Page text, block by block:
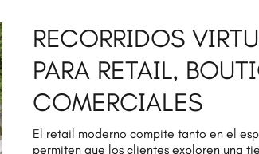
RECORRIDOS
PARA RETAIL,
COMERCIALES
El retail moderno compite tanto en el
permiten que los clientes exploren una